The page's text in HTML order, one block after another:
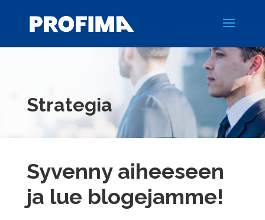
Strategia
Syvenny aiheeseen
ja lue blogejamme!